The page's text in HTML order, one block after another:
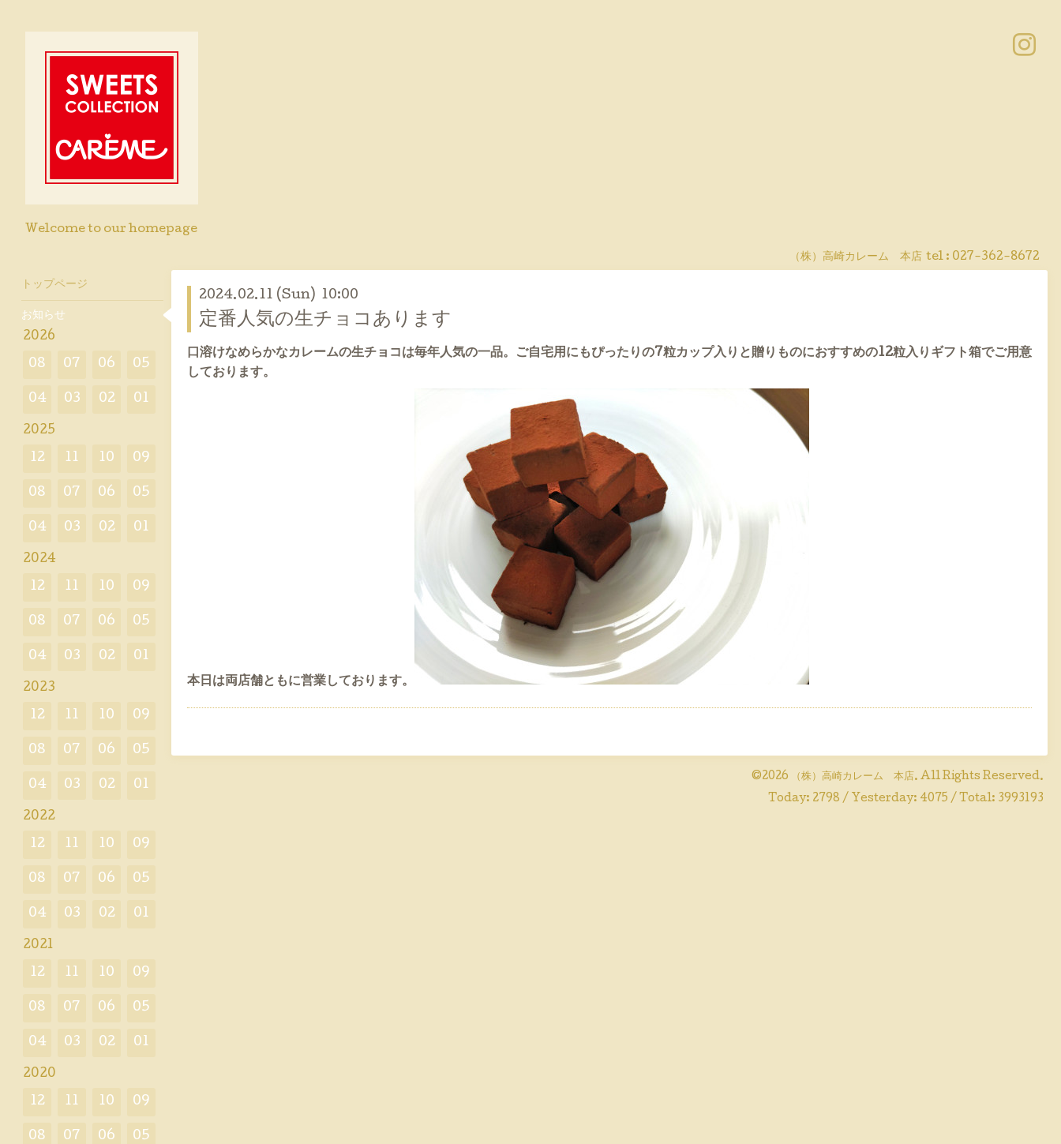
Welcome to our homepage
（株）高崎カレーム 本店 tel : 027-362-8672
2024.02.11 (Sun) 10:00
定番人気の生チョコあります
口溶けなめらかなカレームの生チョコは毎年人気の一品。ご自宅用にもぴったりの7粒カップ入りと贈りものにおすすめの12粒入りギフト箱でご用意
しております。
本日は両店舗ともに営業しております。
©2026 （株）高崎カレーム 本店. All Rights Reserved.
Today: 2798 / Yesterday: 4075 / Total: 3993193
トップページ
お知らせ
2026
08 07 06 05
04 03 02 01
2025
12 11 10 09
08 07 06 05
04 03 02 01
2024
12 11 10 09
08 07 06 05
04 03 02 01
2023
12 11 10 09
08 07 06 05
04 03 02 01
2022
12 11 10 09
08 07 06 05
04 03 02 01
2021
12 11 10 09
08 07 06 05
04 03 02 01
2020
12 11 10 09
08 07 06 05